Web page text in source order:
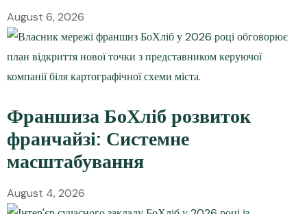
August 6, 2026
Франшиза БоХліб розвиток
франчайзі: Системне
масштабування
August 4, 2026